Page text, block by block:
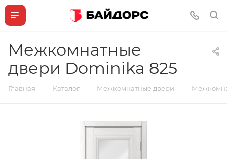
Межкомнатные
двери Dominika 825
Главная — Каталог — Межкомнатные двери —